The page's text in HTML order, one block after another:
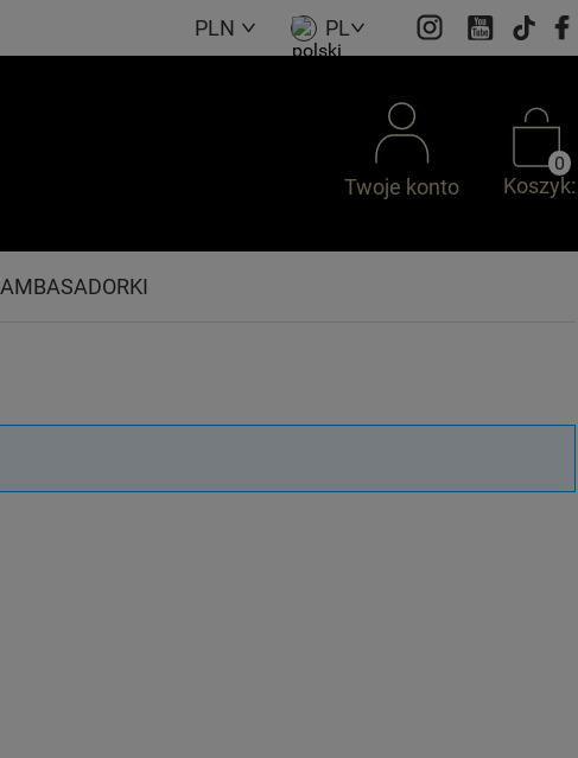
PLN PL
Twoje konto Koszyk:
0
AMBASADORKI